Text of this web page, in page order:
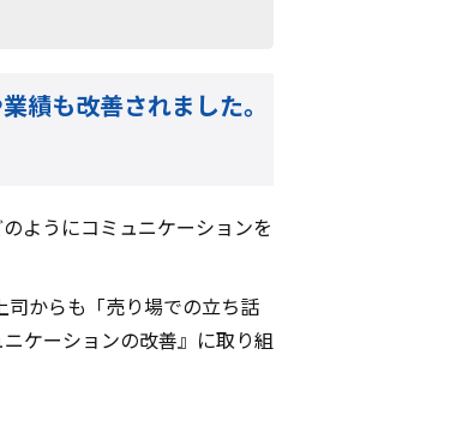
績も改善されました。
ようにコミュニケーションを
からも「売り場での立ち話
ケーションの改善』に取り組